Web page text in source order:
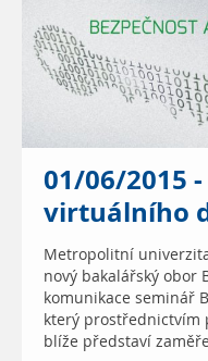
01/06/2015
virtuálního
Metropolitní
nový bakalářský obor
komunikace seminář
který prostřednictvím
blíže představí